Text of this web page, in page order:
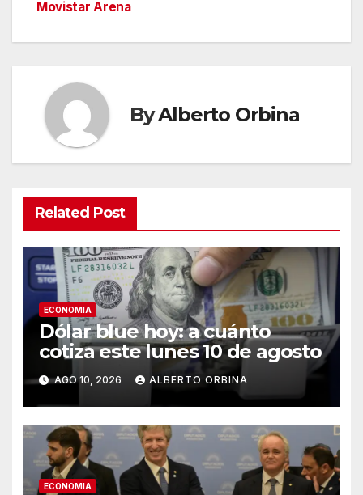
Movistar Arena
ByAlberto Orbina
Related Post
ECONOMIA
Dólar blue hoy: a cuánto
cotiza este lunes 10 de agosto
AGO 10, 2026 ALBERTO ORBINA
ECONOMIA